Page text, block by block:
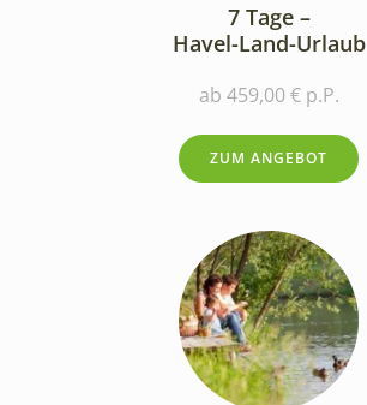
7 Tage –
Havel-Land-Urlaub
ab 459,00 € p.P.
ZUM ANGEBOT